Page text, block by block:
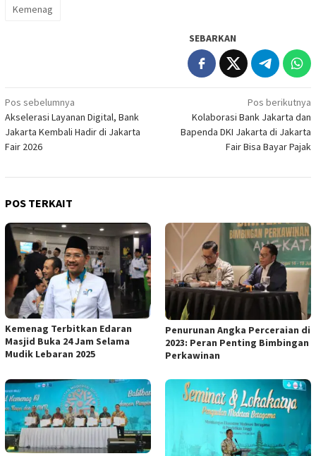
Kemenag
SEBARKAN
Navigasi
pos
Pos sebelumnya
Akselerasi Layanan Digital, Bank
Jakarta Kembali Hadir di Jakarta
Fair 2026
Pos berikutnya
Kolaborasi Bank Jakarta dan
Bapenda DKI Jakarta di Jakarta
Fair Bisa Bayar Pajak
POS TERKAIT
Kemenag Terbitkan Edaran
Masjid Buka 24 Jam Selama
Mudik Lebaran 2025
Penurunan Angka Perceraian di
2023: Peran Penting Bimbingan
Perkawinan